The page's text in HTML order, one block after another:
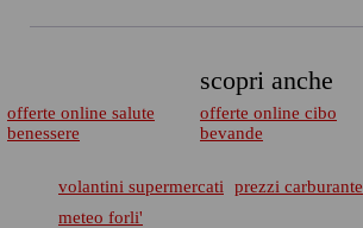
scopri anche
offerte online salute
benessere
offerte online cibo
bevande
volantini supermercati prezzi carburante
meteo forli'